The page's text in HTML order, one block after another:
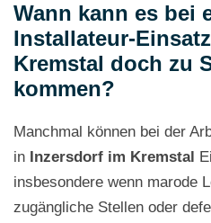
Wann kann es bei
Installateur-
Kremstal doch zu
kommen?
Manchmal können bei der
in Inzersdorf im Kremstal
insbesondere wenn marode
zugängliche Stellen oder